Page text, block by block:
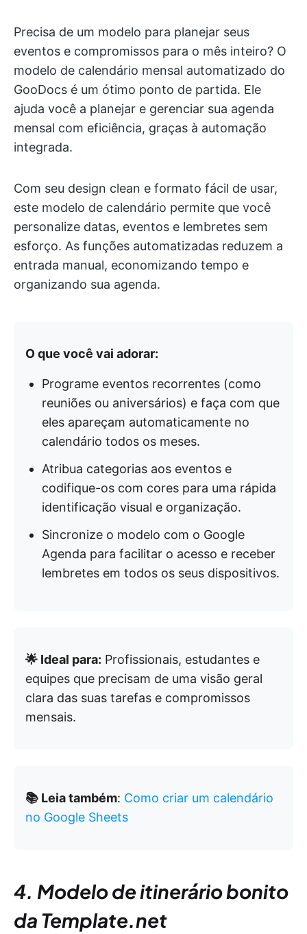
Precisa de um modelo para planejar seus
eventos e compromissos para o mês inteiro? O
modelo de calendário mensal automatizado do
GooDocs é um ótimo ponto de partida. Ele
ajuda você a planejar e gerenciar sua agenda
mensal com eficiência, graças à automação
integrada.
Com seu design clean e formato fácil de usar,
este modelo de calendário permite que você
personalize datas, eventos e lembretes sem
esforço. As funções automatizadas reduzem a
entrada manual, economizando tempo e
organizando sua agenda.
O que você vai adorar:
Programe eventos recorrentes (como
reuniões ou aniversários) e faça com que
eles apareçam automaticamente no
calendário todos os meses.
Atribua categorias aos eventos e
codifique-os com cores para uma rápida
identificação visual e organização.
Sincronize o modelo com o Google
Agenda para facilitar o acesso e receber
lembretes em todos os seus dispositivos.
🌟 Ideal para: Profissionais, estudantes e
equipes que precisam de uma visão geral
clara das suas tarefas e compromissos
mensais.
📚 Leia também: Como criar um calendário
no Google Sheets
4. Modelo de itinerário bonito
da Template.net